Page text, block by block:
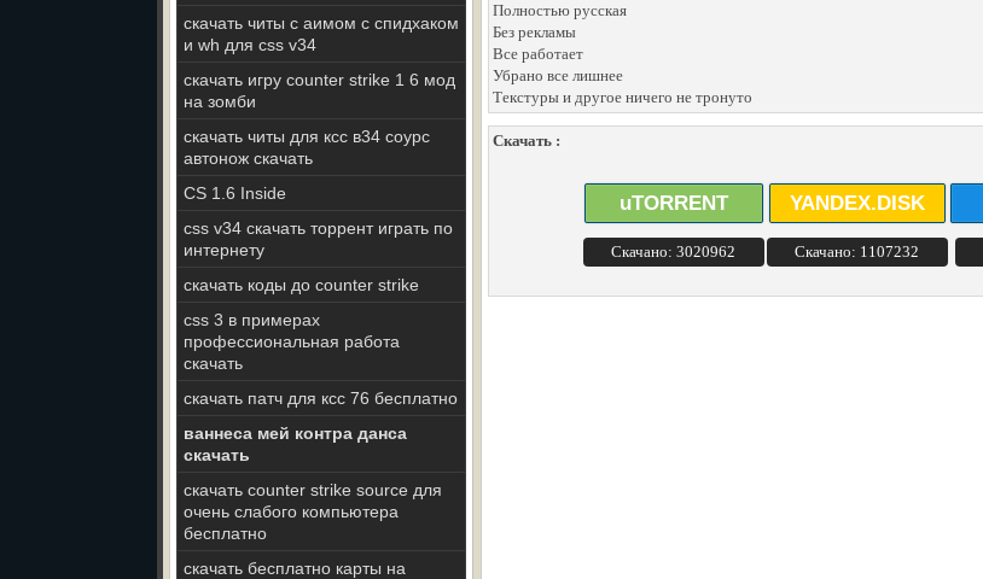
скачать читы с аимом с спидхаком
и wh для css v34
скачать игру counter strike 1 6 мод
на зомби
cкачать читы для ксс в34 соурс
автонож скачать
CS 1.6 Inside
css v34 скачать торрент играть по
интернету
скачать коды до counter strike
css 3 в примерах
профессиональная работа
скачать
скачать патч для ксс 76 бесплатно
ваннеса мей контра данса
скачать
скачать counter strike source для
очень слабого компьютера
бесплатно
скачать бесплатно карты на
Полностью русская
Без рекламы
Все работает
Убрано все лишнее
Текстуры и другое ничего не тронуто
Скачать :
uTORRENT
Скачано: 3020962
YANDEX.DISK
Скачано: 1107232